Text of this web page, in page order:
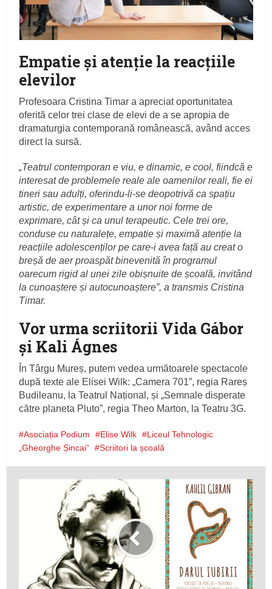
Empatie și atenție la reacțiile
elevilor
Profesoara Cristina Timar a apreciat oportunitatea
oferită celor trei clase de elevi de a se apropia de
dramaturgia contemporană românească, având acces
direct la sursă.
„Teatrul contemporan e viu, e dinamic, e cool, fiindcă e
interesat de problemele reale ale oamenilor reali, fie ei
tineri sau adulți, oferindu-li-se deopotrivă ca spațiu
artistic, de experimentare a unor noi forme de
exprimare, cât și ca unul terapeutic. Cele trei ore,
conduse cu naturalețe, empatie și maximă atenție la
reacțiile adolescenților pe care-i avea față au creat o
breșă de aer proaspăt binevenită în programul
oarecum rigid al unei zile obișnuite de școală, invitând
la cunoaștere și autocunoaștere”, a transmis Cristina
Timar.
Vor urma scriitorii Vida Gábor
și Kali Ágnes
În Târgu Mureș, putem vedea următoarele spectacole
după texte ale Elisei Wilk: „Camera 701”, regia Rareș
Budileanu, la Teatrul Național, și „Semnale disperate
către planeta Pluto”, regia Theo Marton, la Teatru 3G.
Asociația Podium Elise Wilk
Liceul Tehnologic
„Gheorghe Șincai“
Scriitori la școală